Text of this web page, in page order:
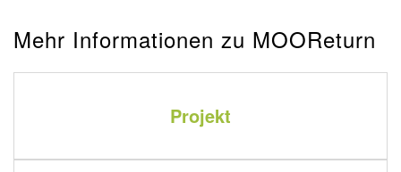
Mehr Informationen zu MOOReturn
Projekt